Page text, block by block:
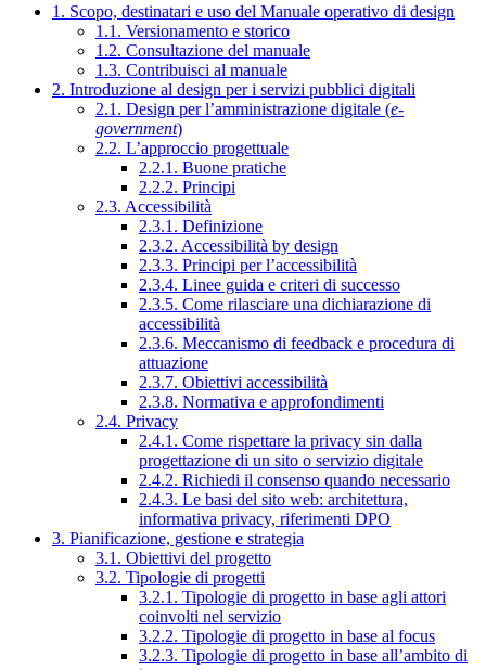
1. Scopo, destinatari e uso del Manuale operativo di design
1.1. Versionamento e storico
1.2. Consultazione del manuale
1.3. Contribuisci al manuale
2. Introduzione al design per i servizi pubblici digitali
2.1. Design per l’amministrazione digitale (e-
government)
2.2. L’approccio progettuale
2.2.1. Buone pratiche
2.2.2. Principi
2.3. Accessibilità
2.3.1. Definizione
2.3.2. Accessibilità by design
2.3.3. Principi per l’accessibilità
2.3.4. Linee guida e criteri di successo
2.3.5. Come rilasciare una dichiarazione di
accessibilità
2.3.6. Meccanismo di feedback e procedura di
attuazione
2.3.7. Obiettivi accessibilità
2.3.8. Normativa e approfondimenti
2.4. Privacy
2.4.1. Come rispettare la privacy sin dalla
progettazione di un sito o servizio digitale
2.4.2. Richiedi il consenso quando necessario
2.4.3. Le basi del sito web: architettura,
informativa privacy, riferimenti DPO
3. Pianificazione, gestione e strategia
3.1. Obiettivi del progetto
3.2. Tipologie di progetti
3.2.1. Tipologie di progetto in base agli attori
coinvolti nel servizio
3.2.2. Tipologie di progetto in base al focus
3.2.3. Tipologie di progetto in base all’ambito di